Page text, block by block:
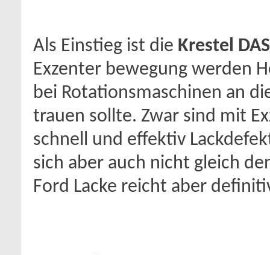
Als Einstieg ist die Krestel
Exzenter bewegung werden
bei Rotationsmaschinen an
trauen sollte. Zwar sind mit
schnell und effektiv
sich aber auch nicht gleich
Ford Lacke reicht aber